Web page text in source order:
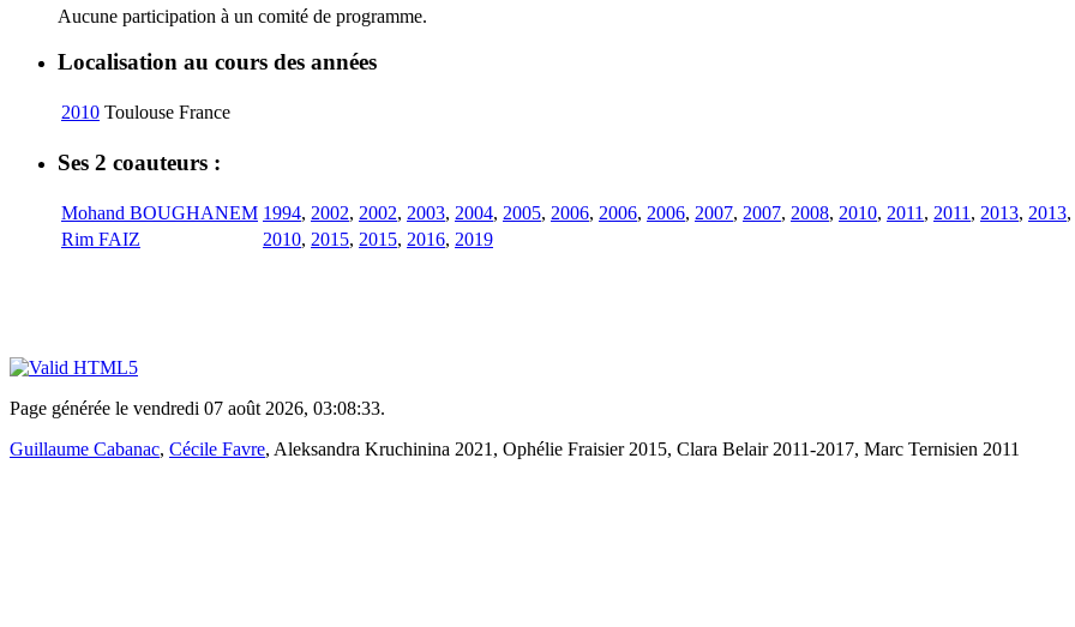
Aucune participation à un comité de programme.
Localisation au cours des années
2010 Toulouse France
Ses 2 coauteurs :
Mohand BOUGHANEM 1994, 2002, 2002, 2003, 2004, 2005, 2006, 2006, 2006, 2007, 2007, 2008, 2010, 2011 , 2011 , 2013, 2013,
Rim FAIZ
2010, 2015, 2015, 2016, 2019
Page générée le vendredi 07 août 2026, 03:08:33.
Guillaume Cabanac, Cécile Favre, Aleksandra Kruchinina 2021, Ophélie Fraisier 2015, Clara Belair 2011-2017, Marc Ternisien 2011